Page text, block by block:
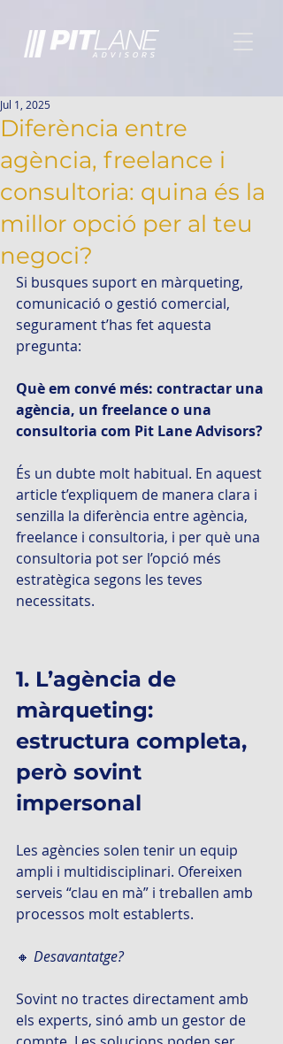
Diferència entre
agència, freelance i
consultoria: quina és la
millor opció per al teu
negoci?
Jul 1, 2025
Si busques suport en màrqueting,
comunicació o gestió comercial,
segurament t’has fet aquesta
pregunta:
Què em convé més: contractar una
agència, un freelance o una
consultoria com Pit Lane Advisors?
És un dubte molt habitual. En aquest
article t’expliquem de manera clara i
senzilla la diferència entre agència,
freelance i consultoria, i per què una
consultoria pot ser l’opció més
estratègica segons les teves
necessitats.
1. L’agència de
màrqueting:
estructura completa,
però sovint
impersonal
Les agències solen tenir un equip
ampli i multidisciplinari. Ofereixen
serveis “clau en mà” i treballen amb
processos molt establerts.
🔸 Desavantatge?
Sovint no tractes directament amb
els experts, sinó amb un gestor de